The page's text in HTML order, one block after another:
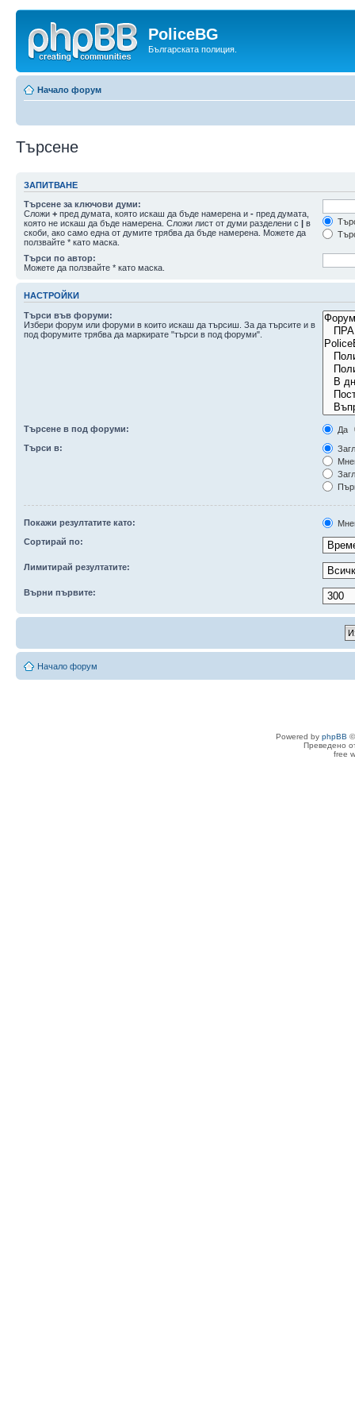
PoliceBG
Българската полиция.
Начало форум
Търсене
ЗАПИТВАНЕ
Търсене за ключови думи:
Сложи + пред думата, която искаш да бъде намерена и - пред думата,
която не искаш да бъде намерена. Сложи лист от думи разделени с | в
скоби, ако само една от думите трябва да бъде намерена. Можете да
ползвайте * като маска.
Търси по автор:
Можете да ползвайте * като маска.
НАСТРОЙКИ
Търси във форуми:
Избери форум или форуми в които искаш да търсиш. За да търсите и в
под форумите трябва да маркирате "търси в под форуми".
Търсене в под форуми:
Да
Търси в:
Покажи резултатите като:
Сортирай по:
Лимитирай резултатите:
Върни първите:
Начало форум
Powered by phpBB
Преведено
free